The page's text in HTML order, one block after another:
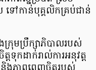
ទៅកាន់បុគ្គលិកគ្រប់ជាន់
ក្រុមប្រឹក្សាភិបាលរបស់
ទុកដាក់រាល់ការអនុវត្ត